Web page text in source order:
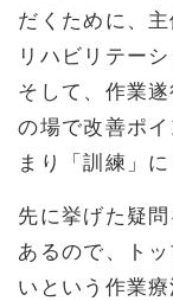
だくために、
リハビリテー
そして、作業
の場で改善ポ
まり「訓練」に
先に挙げた疑
あるので、ト
いという作業